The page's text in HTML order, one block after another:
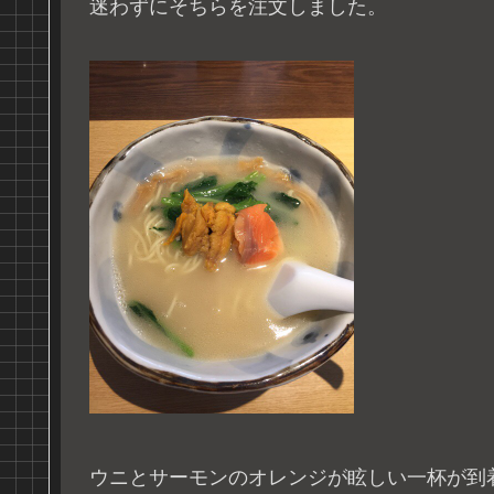
迷わずにそちらを注文しました。
ウニとサーモンのオレンジが眩しい一杯が到